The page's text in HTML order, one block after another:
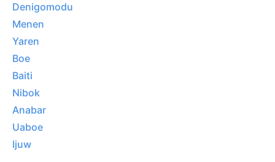
Denigomodu
Menen
Yaren
Boe
Baiti
Nibok
Anabar
Uaboe
Ijuw